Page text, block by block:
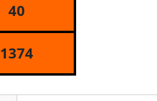
40
1374